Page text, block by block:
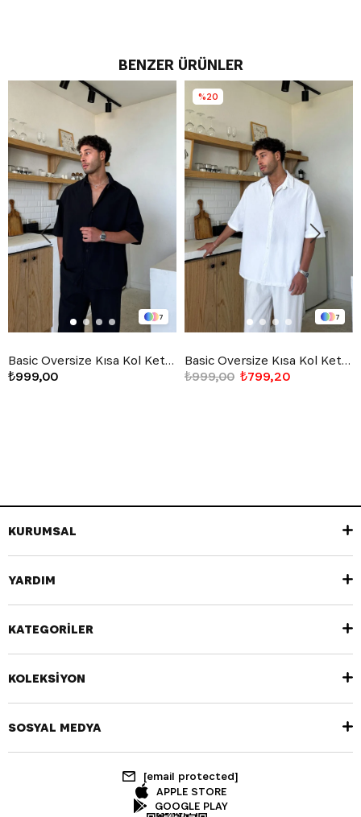
BENZER ÜRÜNLER
7
Basic Oversize Kısa Kol Keten Gömlek Siyah
₺999,00
7
Basic Oversize Kısa Kol Keten Gömlek Beyaz
₺799,20
₺999,00
%20
KURUMSAL
YARDIM
KATEGORİLER
KOLEKSİYON
SOSYAL MEDYA
[email protected]
APPLE STORE
GOOGLE PLAY